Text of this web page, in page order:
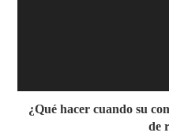
¿Qué hacer cuando su
de